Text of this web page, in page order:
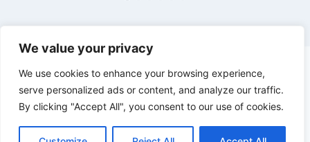
We value your privacy
We use cookies to enhance your browsing experience,
serve personalized ads or content, and analyze our traffic.
By clicking "Accept All", you consent to our use of cookies.
© 2026 diesl.com - Tema para WordPress por
Kadence WP